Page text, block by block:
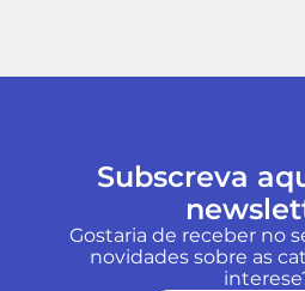
Subscreva
Gostaria de receber no
novidades sobre as